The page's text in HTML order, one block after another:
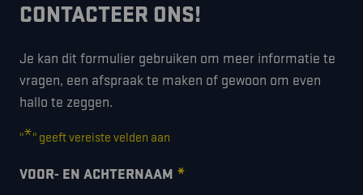
CONTACTEER ONS!
Je kan dit formulier gebruiken om meer informatie te
vragen, een afspraak te maken of gewoon om even
hallo te zeggen.
"*" geeft vereiste velden aan
VOOR- EN ACHTERNAAM *